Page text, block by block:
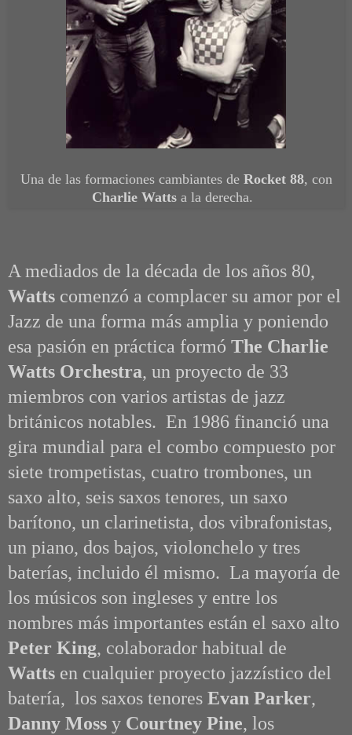
Una de las formaciones cambiantes de Rocket 88, con
Charlie Wattsa la derecha.
A mediados de la década de los años 80,
Watts comenzó a complacer su amor por el
Jazz de una forma más amplia y poniendo
esa pasión en práctica formó The Charlie
Watts Orchestra, un proyecto de 33
miembros con varios artistas de jazz
británicos notables. En 1986 financió una
gira mundial para el combo compuesto por
siete trompetistas, cuatro trombones, un
saxo alto, seis saxos tenores, un saxo
barítono, un clarinetista, dos vibrafonistas,
un piano, dos bajos, violonchelo y tres
baterías, incluido él mismo. La mayoría de
los músicos son ingleses y entre los
nombres más importantes están el saxo alto
Peter King, colaborador habitual de
Watts en cualquier proyecto jazzístico del
batería, los saxos tenores Evan Parker,
Danny Moss y Courtney Pine, los